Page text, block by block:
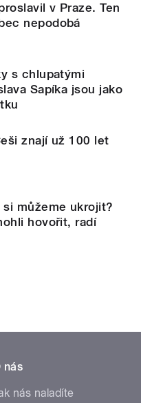
v Praze. Ten
nepodobá
s chlupatými
Sapíka jsou jako
znají už 100 let
můžeme ukrojit?
hovořit, radí
nás
nás naladíte